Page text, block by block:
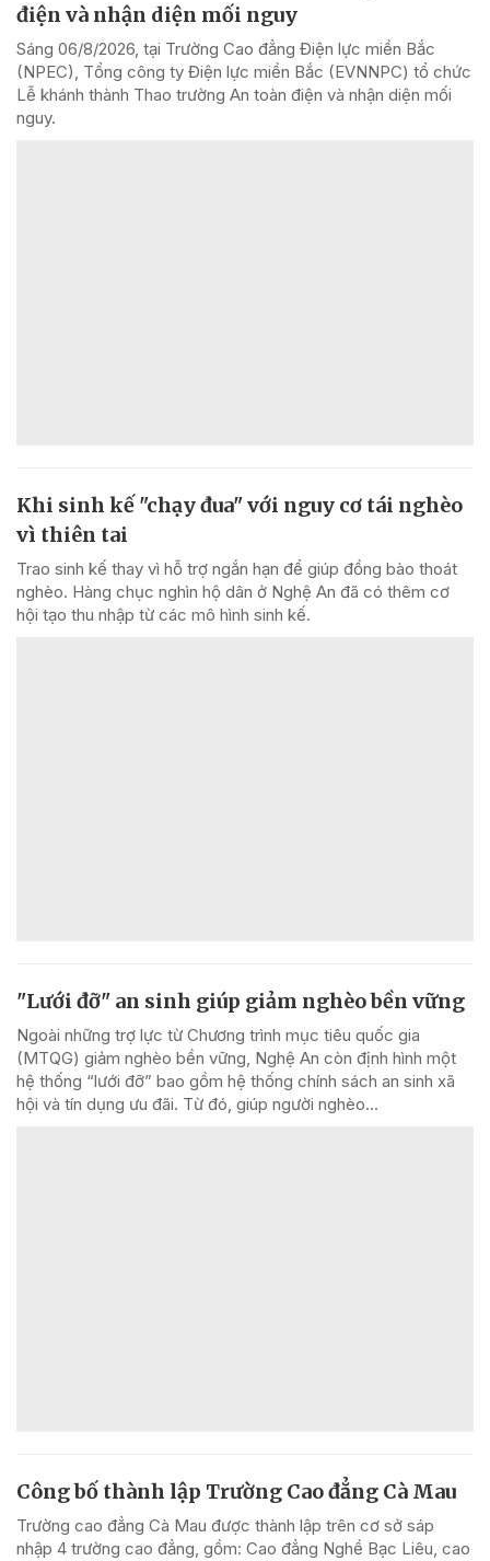
điện và nhận diện mối nguy
Sáng 06/8/2026, tại Trường Cao đẳng Điện lực miền Bắc
(NPEC), Tổng công ty Điện lực miền Bắc (EVNNPC) tổ chức
Lễ khánh thành Thao trường An toàn điện và nhận diện mối
nguy.
Khi sinh kế "chạy đua" với nguy cơ tái nghèo
vì thiên tai
Trao sinh kế thay vì hỗ trợ ngắn hạn để giúp đồng bào thoát
nghèo. Hàng chục nghìn hộ dân ở Nghệ An đã có thêm cơ
hội tạo thu nhập từ các mô hình sinh kế.
"Lưới đỡ" an sinh giúp giảm nghèo bền vững
Ngoài những trợ lực từ Chương trình mục tiêu quốc gia
(MTQG) giảm nghèo bền vững, Nghệ An còn định hình một
hệ thống “lưới đỡ” bao gồm hệ thống chính sách an sinh xã
hội và tín dụng ưu đãi. Từ đó, giúp người nghèo...
Công bố thành lập Trường Cao đẳng Cà Mau
Trường cao đẳng Cà Mau được thành lập trên cơ sở sáp
nhập 4 trường cao đẳng, gồm: Cao đẳng Nghề Bạc Liêu, cao